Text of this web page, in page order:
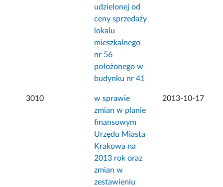
udzielonej od
ceny sprzedaży
lokalu
mieszkalnego
nr 56
położonego w
budynku nr 41
3010
w sprawie
zmian w planie
finansowym
Urzędu Miasta
Krakowa na
2013 rok oraz
zmian w
zestawieniu
2013-10-17